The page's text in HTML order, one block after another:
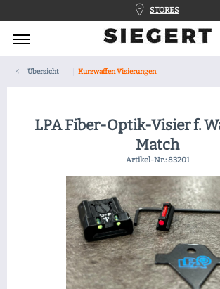
STORES
Übersicht Kurzwaffen Visierungen
LPA Fiber-Optik-Visier f.
Match
Artikel-Nr.:83201